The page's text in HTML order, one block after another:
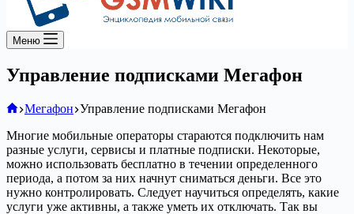
Меню
Управление подписками Мегафон
Главная
Мегафон Управление подписками Мегафон
Многие мобильные операторы стараются подключить нам
разные услуги, сервисы и платные подписки. Некоторые,
можно использовать бесплатно в течении определенного
периода, а потом за них начнут сниматься деньги. Все это
нужно контролировать. Следует научиться определять, какие
услуги уже активны, а также уметь их отключать. Так вы